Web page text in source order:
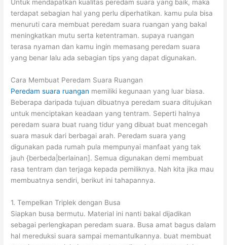
Untuk mendapatkan kualitas peredam suara yang baik, maka
terdapat sebagian hal yang perlu diperhatikan. kamu pula bisa
menuruti cara membuat peredam suara ruangan yang bakal
meningkatkan mutu serta ketentraman. supaya ruangan
terasa nyaman dan kamu ingin memasang peredam suara
yang benar lalu ada sebagian tips yang dapat digunakan.
Cara Membuat Peredam Suara Ruangan
Peredam suara ruangan memiliki kegunaan yang luar biasa.
Beberapa daripada tujuan dibuatnya peredam suara ditujukan
untuk menciptakan keadaan yang tentram. Seperti halnya
peredam suara buat ruang tidur yang dibuat buat mencegah
suara masuk dari berbagai arah. Peredam suara yang
digunakan pada rumah pula mempunyai manfaat yang tak
jauh {berbeda|berlainan]. Semua digunakan demi membuat
rasa tentram dan terjaga kepada pemiliknya. Nah kita jika mau
membuatnya sendiri, berikut ini tahapannya.
1. Tempelkan Triplek dengan Busa
Siapkan busa bermutu. Material ini nanti bakal dijadikan
sebagai perlengkapan peredam suara. Busa amat bagus dalam
hal mereduksi suara sampai memantulkannya. buat membuat